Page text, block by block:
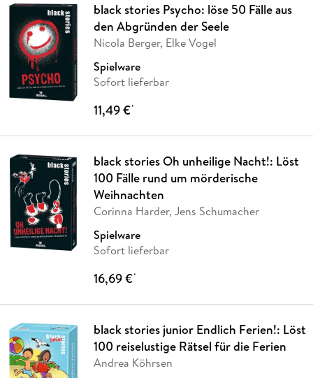
black stories Psycho: löse 50 Fälle aus
den Abgründen der Seele
Nicola Berger, Elke Vogel
Spielware
Sofort lieferbar
11,49 €*
black stories Oh unheilige Nacht!: Löst
100 Fälle rund um mörderische
Weihnachten
Corinna Harder, Jens Schumacher
Spielware
Sofort lieferbar
16,69 €*
black stories junior Endlich Ferien!: Löst
100 reiselustige Rätsel für die Ferien
Andrea Köhrsen